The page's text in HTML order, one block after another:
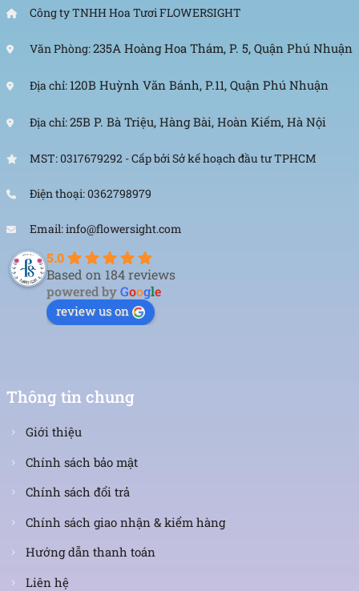
Công ty TNHH Hoa Tươi FLOWERSIGHT
Văn Phòng:235A Hoàng Hoa Thám, P. 5, Quận Phú Nhuận
Địa chỉ: 120B Huỳnh Văn Bánh, P.11, Quận Phú Nhuận
Địa chỉ:25B P. Bà Triệu, Hàng Bài, Hoàn Kiếm, Hà Nội
MST: 0317679292 - Cấp bởi Sở kế hoạch đầu tư TPHCM
Điện thoại: 0362798979
Email: info@flowersight.com
5.0
Based on 184 reviews
powered byGoogle
review us on
Thông tin chung
Giới thiệu
Chính sách bảo mật
Chính sách đổi trả
Chính sách giao nhận & kiểm hàng
Hướng dẫn thanh toán
Liên hệ